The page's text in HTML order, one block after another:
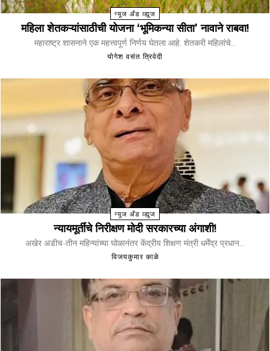
न्यूज अँड व्ह्यूज
महिला शेतकऱ्यांसाठीची योजना ‘भूमिकन्या सीता’ नावाने राबवा!
महाराष्ट्र शासनाने एक महत्त्वपूर्ण निर्णय घेतला आहे. शेतकरी महिलांचे...
योगेश वसंत त्रिवेदी
न्यूज अँड व्ह्यूज
न्यायमूर्तींचे निरीक्षण मोदी सरकारच्या अंगाशी!
अखेर अडीच-तीन महिन्यांच्या घोळानंतर केंद्रीय शिक्षण मंत्री धर्मेंद्र प्रधान...
विजयकुमार काळे